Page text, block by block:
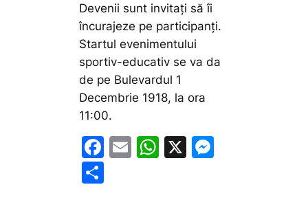
Devenii sunt invitați să îi
încurajeze pe participanți.
Startul evenimentului
sportiv-educativ se va da
de pe Bulevardul 1
Decembrie 1918, la ora
11:00.
F
E
W X